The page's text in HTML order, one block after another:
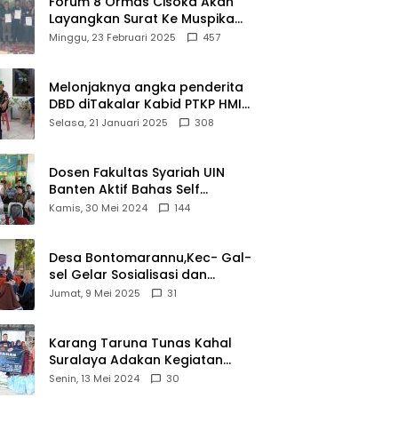
Layangkan Surat Ke Muspika
Atas Adanya Kantor Matel di
Minggu, 23 Februari 2025 457
Melonjaknya angka penderita
DBD diTakalar Kabid PTKP HMI
Cab.Takalar angkat bicara
Selasa, 21 Januari 2025 308
Dosen Fakultas Syariah UIN
Banten Aktif Bahas Self
Declare Halal dalam Forum
Kamis, 30 Mei 2024 144
Desa Bontomarannu,Kec- Gal-
sel Gelar Sosialisasi dan
Bimtek Pemutakhiran Data ID
Jumat, 9 Mei 2025 31
Karang Taruna Tunas Kahal
Suralaya Adakan Kegiatan
Bansos Terhadap Kaum
Senin, 13 Mei 2024 30